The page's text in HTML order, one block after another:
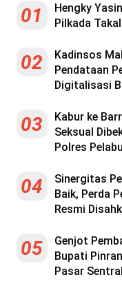
01
Hengky
Pilkada
02
Kadinsos
Pendataan
Digitalisasi
03
Kabur ke
Seksual
Polres
04
Sinergitas
Baik, Perda
Resmi
05
Genjot
Bupati
Pasar Sentral